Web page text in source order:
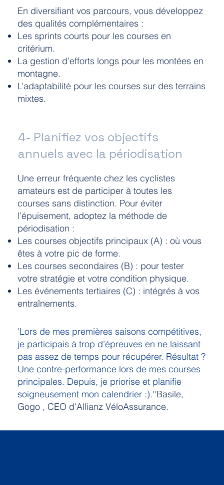
En diversifiant vos parcours, vous développez
des qualités complémentaires :
Les sprints courts pour les courses en
critérium.
La gestion d’efforts longs pour les montées en
montagne.
L’adaptabilité pour les courses sur des terrains
mixtes.
4- Planifiez vos objectifs
annuels avec la périodisation
Une erreur fréquente chez les cyclistes
amateurs est de participer à toutes les
courses sans distinction. Pour éviter
l’épuisement, adoptez la méthode de
périodisation :
Les courses objectifs principaux (A) : où vous
êtes à votre pic de forme.
Les courses secondaires (B) : pour tester
votre stratégie et votre condition physique.
Les événements tertiaires (C) : intégrés à vos
entraînements.
'Lors de mes premières saisons compétitives,
je participais à trop d’épreuves en ne laissant
pas assez de temps pour récupérer. Résultat ?
Une contre-performance lors de mes courses
principales. Depuis, je priorise et planifie
soigneusement mon calendrier :).''Basile,
Gogo , CEO d'Allianz VéloAssurance.